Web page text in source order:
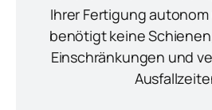
Ihrer Fertigung
benötigt keine
Einschränkungen und